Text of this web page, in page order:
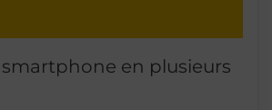
en plusieurs